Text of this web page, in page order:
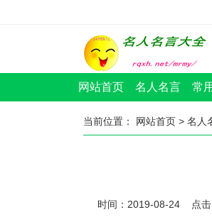
网站首页 名人名言 常
当前位置： 网站首页 > 名人
时间：2019-08-24 点击